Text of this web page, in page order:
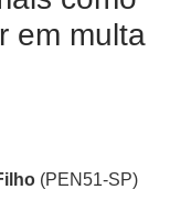
em multa
(PEN51-SP)